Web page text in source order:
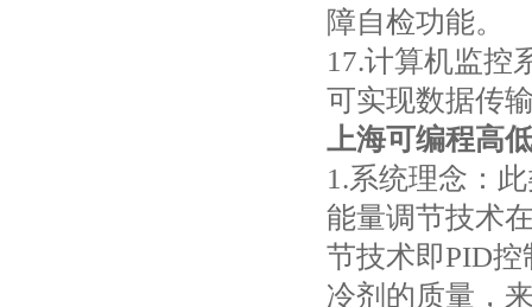
障自检功能。
17.计算机监控
可实现数据传
上海可编程高
1.系统理念：
能量调节技术
节技术即PID
冷剂的质量，